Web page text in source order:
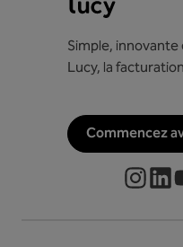
Simple,
Lucy, la
Commencez